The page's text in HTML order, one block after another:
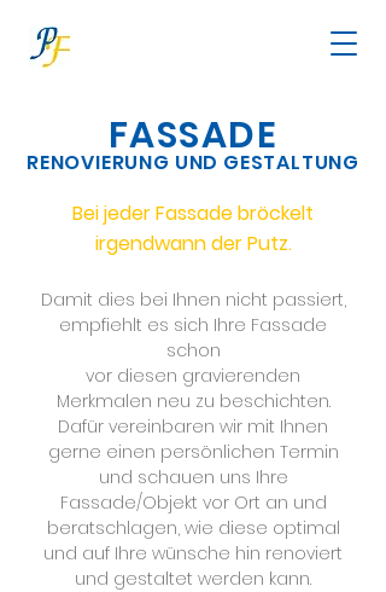
FASSADE
RENOVIERUNG UND GESTALTUNG
Damit dies bei Ihnen nicht passiert,
empfiehlt es sich Ihre Fassade
schon
vor diesen gravierenden
Merkmalen neu zu beschichten.
Dafür vereinbaren wir mit Ihnen
gerne einen persönlichen Termin
und schauen uns Ihre
Fassade/Objekt vor Ort an und
beratschlagen, wie diese optimal
und auf Ihre wünsche hin renoviert
und gestaltet werden kann.
Bei jeder Fassade bröckelt
irgendwann der Putz.